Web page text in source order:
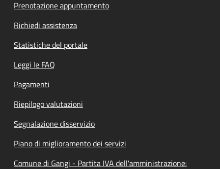
Prenotazione appuntamento
Richiedi assistenza
Statistiche del portale
Leggi le FAQ
Pagamenti
Riepilogo valutazioni
Segnalazione disservizio
Piano di miglioramento dei servizi
Comune di Gangi - Partita IVA dell'amministrazione: